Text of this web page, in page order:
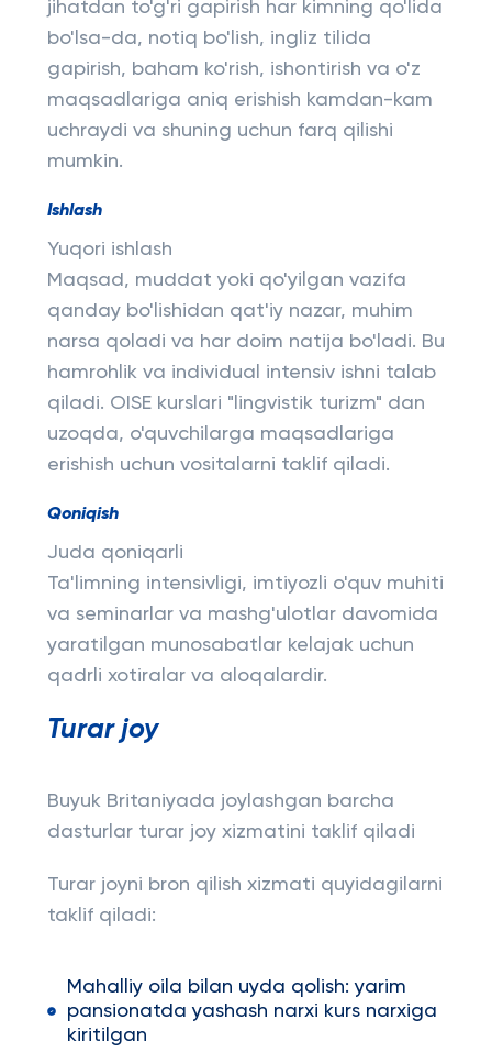
jihatdan to'g'ri gapirish har kimning qo'lida
bo'lsa-da, notiq bo'lish, ingliz tilida
gapirish, baham ko'rish, ishontirish va o'z
maqsadlariga aniq erishish kamdan-kam
uchraydi va shuning uchun farq qilishi
mumkin.
Ishlash
Yuqori ishlash
Maqsad, muddat yoki qo'yilgan vazifa
qanday bo'lishidan qat'iy nazar, muhim
narsa qoladi va har doim natija bo'ladi. Bu
hamrohlik va individual intensiv ishni talab
qiladi. OISE kurslari "lingvistik turizm" dan
uzoqda, o'quvchilarga maqsadlariga
erishish uchun vositalarni taklif qiladi.
Qoniqish
Juda qoniqarli
Ta'limning intensivligi, imtiyozli o'quv muhiti
va seminarlar va mashg'ulotlar davomida
yaratilgan munosabatlar kelajak uchun
qadrli xotiralar va aloqalardir.
Turar joy
Buyuk Britaniyada joylashgan barcha
dasturlar turar joy xizmatini taklif qiladi
Turar joyni bron qilish xizmati quyidagilarni
taklif qiladi:
Mahalliy oila bilan uyda qolish: yarim
pansionatda yashash narxi kurs narxiga
kiritilgan